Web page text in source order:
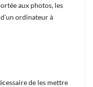
aux photos, les
ordinateur à
de les mettre